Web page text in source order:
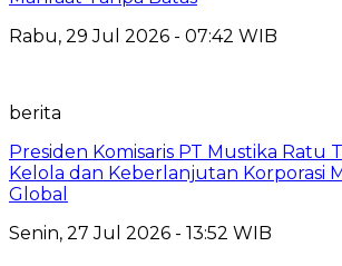
Rabu, 29 Jul 2026 - 07:42 WIB
berita
Presiden Komisaris PT Mustika Ratu
Kelola dan Keberlanjutan Korporasi
Global
Senin, 27 Jul 2026 - 13:52 WIB